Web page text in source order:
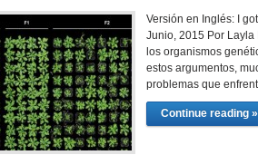
Versión en Inglés: I
Junio, 2015 Por
los organismos
estos argumentos,
problemas que
Continue reading »